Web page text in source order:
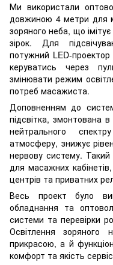
Ми використали
довжиною 4 метри для
зоряного неба, що
зірок. Для
потужний LED-
керуватись через
змінювати режим
потреб масажиста.
Доповненням до
підсвітка, змонтована
нейтрального
атмосферу, знижує
нервову систему. Такий
для масажних
центрів та приватних
Весь проект було
обладнання та
системи та перевірки
Освітлення
прикрасою, а й
комфорт та якість